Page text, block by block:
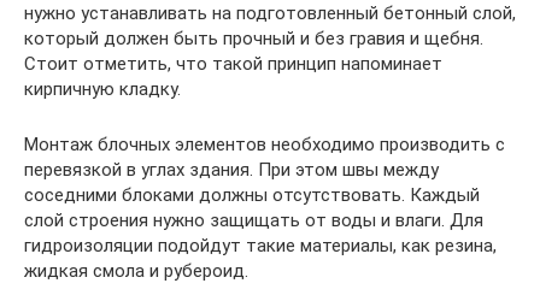
нужно устанавливать на подготовленный бетонный слой,
который должен быть прочный и без гравия и щебня.
Стоит отметить, что такой принцип напоминает
кирпичную кладку.
Монтаж блочных элементов необходимо производить с
перевязкой в углах здания. При этом швы между
соседними блоками должны отсутствовать. Каждый
слой строения нужно защищать от воды и влаги. Для
гидроизоляции подойдут такие материалы, как резина,
жидкая смола и рубероид.